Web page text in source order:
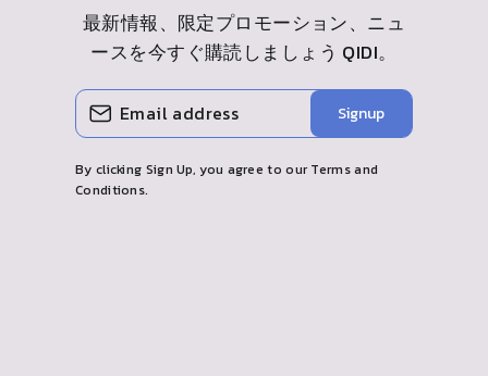
最新情報、限定プロモーション、ニュ
ースを今すぐ購読しましょう QIDI。
メ
ー
ル
入
力
し
購
読
す
Signup
By clicking Sign Up, you agree to our Terms and
Conditions.